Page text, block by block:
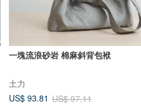
一塊流浪砂岩 棉麻斜背包袱
土力
US$ 93.81 US$ 97.11